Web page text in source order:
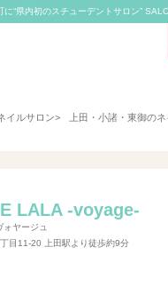
“県内初のスチューデントサロン”
イルサロン> 上田・小諸・東御の
LALA -voyage-
ヤージュ
目11-20 上田駅より徒歩約9分